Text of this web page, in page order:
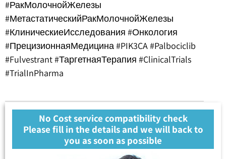
#РакМолочнойЖелезы
#МетастатическийРакМолочнойЖелезы
#КлиническиеИсследования #Онкология
#ПрецизионнаяМедицина #PIK3CA #Palbociclib
#Fulvestrant #ТаргетнаяТерапия #ClinicalTrials
#TrialInPharma
No Cost service compatibility check
Please fill in the details and we will back to
you as soon as possible